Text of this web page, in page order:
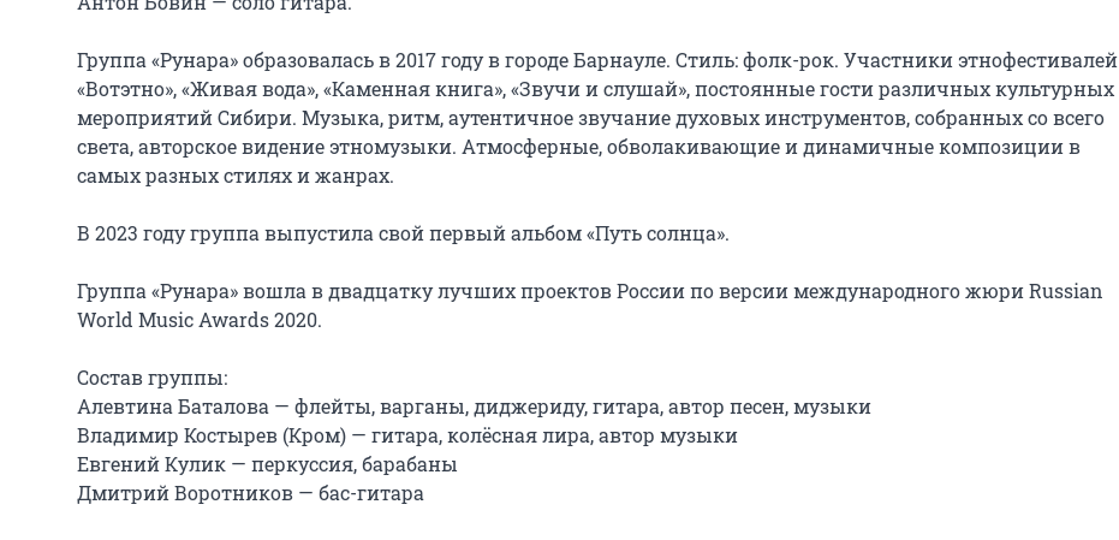
Группа «Рунара» образовалась в 2017 году в городе Барнауле. Стиль: фолк-рок. Участники этнофестивалей
«Вотэтно», «Живая вода», «Каменная книга», «Звучи и слушай», постоянные гости различных культурных
мероприятий Сибири. Музыка, ритм, аутентичное звучание духовых инструментов, собранных со всего
света, авторское видение этномузыки. Атмосферные, обволакивающие и динамичные композиции в
самых разных стилях и жанрах.
В 2023 году группа выпустила свой первый альбом «Путь солнца».
Группа «Рунара» вошла в двадцатку лучших проектов России по версии международного жюри Russian
World Music Awards 2020.
Состав группы:
Алевтина Баталова — флейты, варганы, диджериду, гитара, автор песен, музыки
Владимир Костырев (Кром) — гитара, колёсная лира, автор музыки
Евгений Кулик — перкуссия, барабаны
Дмитрий Воротников — бас-гитара